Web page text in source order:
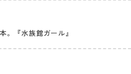
。『水族館ガール』